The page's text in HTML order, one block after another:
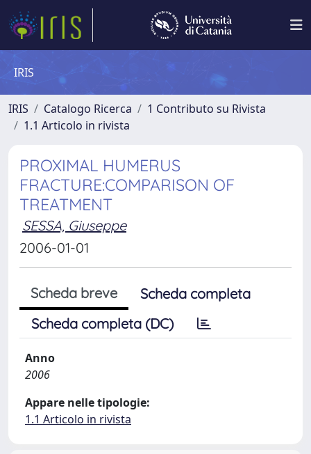
IRIS
IRIS Catalogo Ricerca
1 Contributo su Rivista
1.1 Articolo in rivista
PROXIMAL HUMERUS
FRACTURE:COMPARISON OF
TREATMENT
SESSA, Giuseppe
2006-01-01
Scheda breve
Scheda completa
Scheda completa (DC)
Anno
2006
Appare nelle tipologie:
1.1 Articolo in rivista